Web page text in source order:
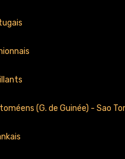
(G. de Guinée) - Sao